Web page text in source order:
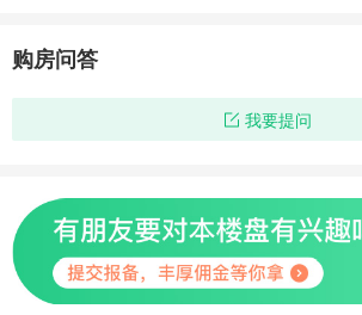
购房问答
我要提问